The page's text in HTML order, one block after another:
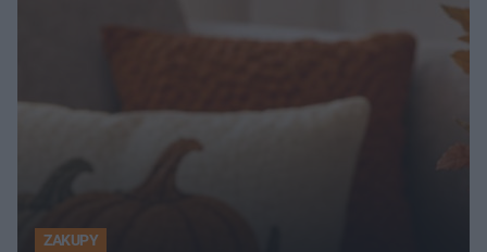
ZAKUPY